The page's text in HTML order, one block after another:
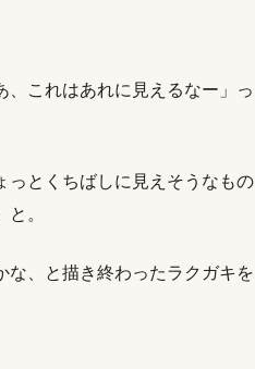
、これはあれに見えるなー」っ
っとくちばしに見えそうなもの
。
な、と描き終わったラクガキを